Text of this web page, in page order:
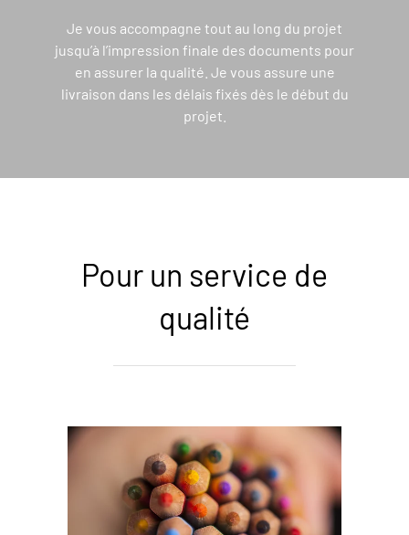
Je vous accompagne tout au long du projet
jusqu’à l’impression finale des documents pour
en assurer la qualité. Je vous assure une
livraison dans les délais fixés dès le début du
projet.
Pour un service de
qualité